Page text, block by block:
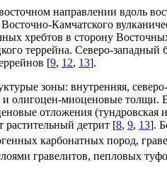
направлении вдоль
Камчатского
хребтов в сторону
террейна. Северо-западный
[9, 12, 13].
зоны: внутренняя,
олигоцен-миоценовые
отложения
детрит [8, 9, 13].
карбонатных пород,
гравелитов, пепловых